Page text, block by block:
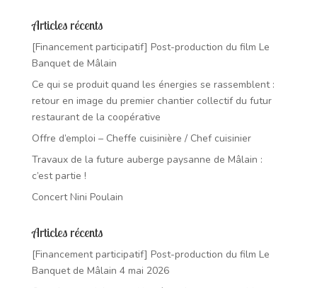
Articles récents
[Financement participatif] Post-production du film Le
Banquet de Mâlain
Ce qui se produit quand les énergies se rassemblent :
retour en image du premier chantier collectif du futur
restaurant de la coopérative
Offre d’emploi – Cheffe cuisinière / Chef cuisinier
Travaux de la future auberge paysanne de Mâlain :
c’est partie !
Concert Nini Poulain
Articles récents
[Financement participatif] Post-production du film Le
Banquet de Mâlain 4 mai 2026